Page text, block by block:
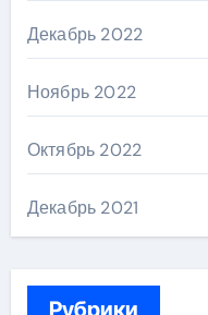
Декабрь 2022
Ноябрь 2022
Октябрь 2022
Декабрь 2021